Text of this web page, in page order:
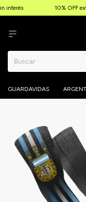
interés 10% OFF
GUARDAVIDAS